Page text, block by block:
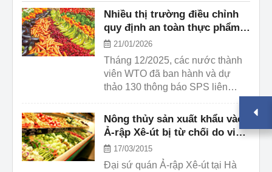
Nhiều thị trường điều chỉnh
quy định an toàn thực phẩm,
kiểm dịch
21/01/2026
Tháng 12/2025, các nước thành
viên WTO đã ban hành và dự
thảo 130 thông báo SPS liên
dịch, có thể tác động đến nông
sản xuất khẩu của Việt Nam.
Nông thủy sản xuất khẩu vào
Ả-rập Xê-út bị từ chối do vi
phạm quy định vệ sinh an
toàn thực phẩm
17/03/2015
Đại sứ quán Ả-rập Xê-út tại Hà